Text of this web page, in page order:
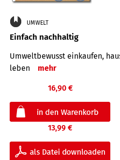
UMWELT
Einfach nachhaltig
Umweltbewusst einkaufen,
leben
mehr
16,90 €
13,99 €